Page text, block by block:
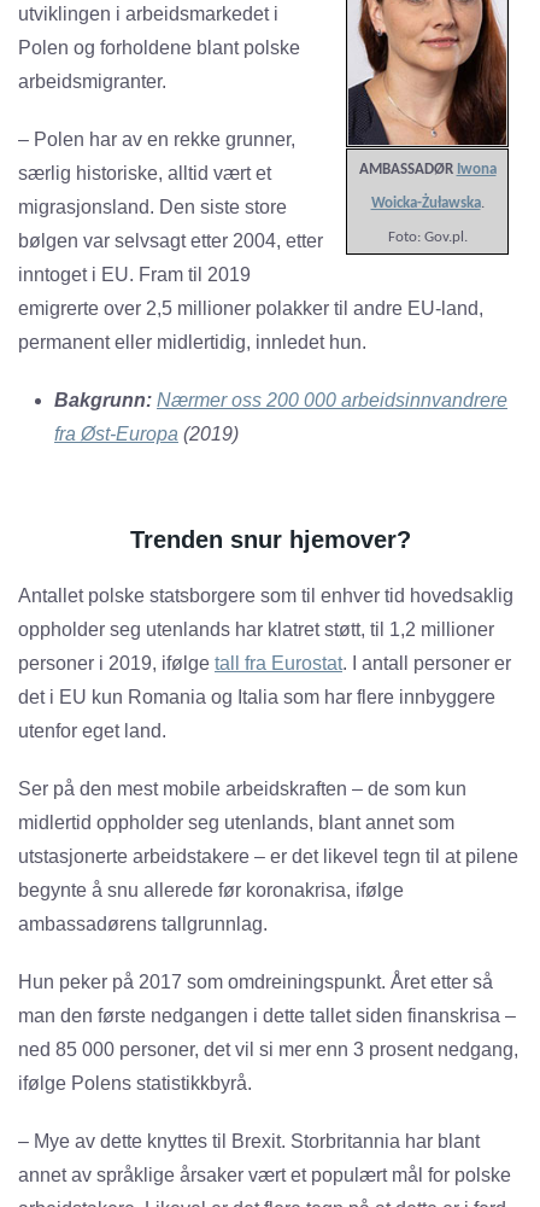
AMBASSADØR Iwona
Woicka-Żuławska.
Foto: Gov.pl.
utviklingen i arbeidsmarkedet i
Polen og forholdene blant polske
arbeidsmigranter.
– Polen har av en rekke grunner,
særlig historiske, alltid vært et
migrasjonsland. Den siste store
bølgen var selvsagt etter 2004, etter
inntoget i EU. Fram til 2019
emigrerte over 2,5 millioner polakker til andre EU-land,
permanent eller midlertidig, innledet hun.
Bakgrunn: Nærmer oss 200 000 arbeidsinnvandrere
fra Øst-Europa (2019)
Trenden snur hjemover?
Antallet polske statsborgere som til enhver tid hovedsaklig
oppholder seg utenlands har klatret støtt, til 1,2 millioner
personer i 2019, ifølge tall fra Eurostat. I antall personer er
det i EU kun Romania og Italia som har flere innbyggere
utenfor eget land.
Ser på den mest mobile arbeidskraften – de som kun
midlertid oppholder seg utenlands, blant annet som
utstasjonerte arbeidstakere – er det likevel tegn til at pilene
begynte å snu allerede før koronakrisa, ifølge
ambassadørens tallgrunnlag.
Hun peker på 2017 som omdreiningspunkt. Året etter så
man den første nedgangen i dette tallet siden finanskrisa –
ned 85 000 personer, det vil si mer enn 3 prosent nedgang,
ifølge Polens statistikkbyrå.
– Mye av dette knyttes til Brexit. Storbritannia har blant
annet av språklige årsaker vært et populært mål for polske